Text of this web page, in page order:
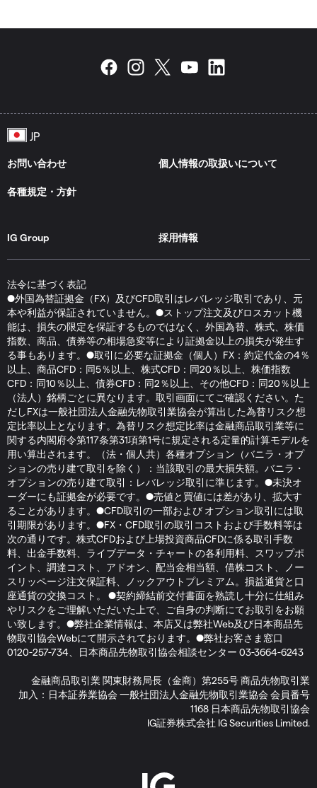
お問い合わせ 個人情報の取扱いについて
各種規定・方針
IG Group 採用情報
法令に基づく表記
●外国為替証拠金（FX）及びCFD取引はレバレッジ取引であり、元
本や利益が保証されていません。●ストップ注文及びロスカット機
能は、損失の限定を保証するものではなく、外国為替、株式、株価
指数、商品、債券等の相場急変等により証拠金以上の損失が発生す
る事もあります。●取引に必要な証拠金（個人）FX：約定代金の4％
以上、商品CFD：同5％以上、株式CFD：同20％以上、株価指数
CFD：同10％以上、債券CFD：同2％以上、その他CFD：同20％以上
（法人）銘柄ごとに異なります。取引画面にてご確認ください。た
だしFXは一般社団法人金融先物取引業協会が算出した為替リスク想
定比率以上となります。為替リスク想定比率は金融商品取引業等に
関する内閣府令第117条第31項第1号に規定される定量的計算モデルを
用い算出されます。（法・個人共）各種オプション（バニラ・オプ
ションの売り建て取引を除く）：当該取引の最大損失額。バニラ・
オプションの売り建て取引：レバレッジ取引に準じます。●未決オ
ーダーにも証拠金が必要です。●売値と買値には差があり、拡大す
ることがあります。●CFD取引の一部および オプション取引には取
引期限があります。●FX・CFD取引の取引コストおよび手数料等は
次の通りです。株式CFDおよび上場投資商品CFDに係る取引手数
料、出金手数料、ライブデータ・チャートの各利用料、スワップポ
イント、調達コスト、アドオン、配当金相当額、借株コスト、ノー
スリッページ注文保証料、ノックアウトプレミアム。損益通貨と口
座通貨の交換コスト。 ●契約締結前交付書面を熟読し十分に仕組み
やリスクをご理解いただいた上で、ご自身の判断にてお取引をお願
い致します。●弊社企業情報は、本店又は弊社Web及び日本商品先
物取引協会Webにて開示されております。●弊社お客さま窓口
0120-257-734、日本商品先物取引協会相談センター 03-3664-6243
金融商品取引業 関東財務局長（金商）第255号 商品先物取引業
加入：日本証券業協会 一般社団法人金融先物取引業協会 会員番号
1168 日本商品先物取引協会
IG証券株式会社 IG Securities Limited.